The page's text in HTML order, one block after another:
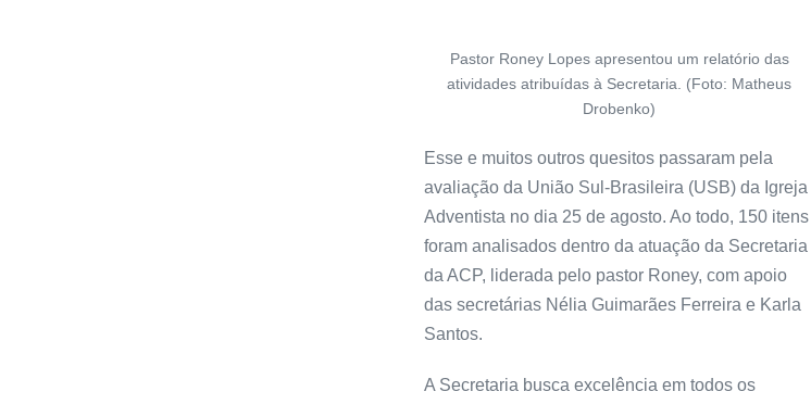
Pastor Roney Lopes apresentou um relatório das
atividades atribuídas à Secretaria. (Foto: Matheus
Drobenko)
Esse e muitos outros quesitos passaram pela
avaliação da União Sul-Brasileira (USB) da Igreja
Adventista no dia 25 de agosto. Ao todo, 150 itens
foram analisados dentro da atuação da Secretaria
da ACP, liderada pelo pastor Roney, com apoio
das secretárias Nélia Guimarães Ferreira e Karla
Santos.
A Secretaria busca excelência em todos os